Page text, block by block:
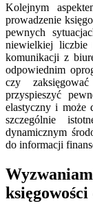
Kolejnym
prowadzenie
pewnych
niewielkiej liczbie
komunikacji z
odpowiednim
czy
przyspieszyć
elastyczny i może
szczególnie
dynamicznym
do informacji